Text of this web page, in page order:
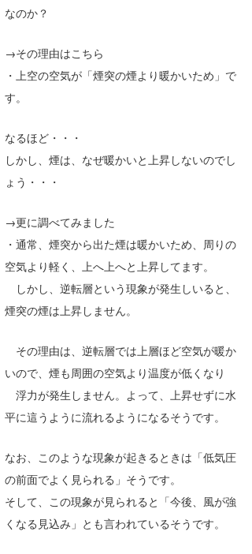
なのか？
→その理由はこちら
・上空の空気が「煙突の煙より暖かいため」で
す。
なるほど・・・
しかし、煙は、なぜ暖かいと上昇しないのでし
ょう・・・
→更に調べてみました
・通常、煙突から出た煙は暖かいため、周りの
空気より軽く、上へ上へと上昇してます。
しかし、逆転層という現象が発生しいると、
煙突の煙は上昇しません。
その理由は、逆転層では上層ほど空気が暖か
いので、煙も周囲の空気より温度が低くなり
浮力が発生しません。よって、上昇せずに水
平に這うように流れるようになるそうです。
なお、このような現象が起きるときは「低気圧
の前面でよく見られる」そうです。
そして、この現象が見られると「今後、風が強
くなる見込み」とも言われているそうです。
Soulman
VAGY
waka☆=
ハンマー
まっきー
三輪予報士
上田純子
上條将美
唐澤予報士
米山予報士
wanda